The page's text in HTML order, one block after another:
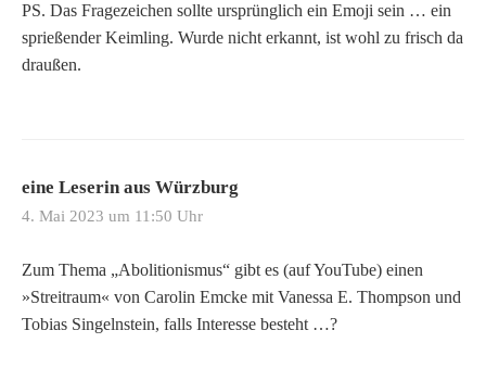
PS. Das Fragezeichen sollte ursprünglich ein Emoji sein … ein
sprießender Keimling. Wurde nicht erkannt, ist wohl zu frisch da
draußen.
eine Leserin aus Würzburg
4. Mai 2023 um 11:50 Uhr
Zum Thema „Abolitionismus“ gibt es (auf YouTube) einen
»Streitraum« von Carolin Emcke mit Vanessa E. Thompson und
Tobias Singelnstein, falls Interesse besteht …?